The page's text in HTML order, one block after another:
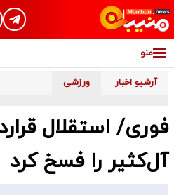
منو
آرشیو اخبار ورزشی
فورى/ استقلال
آل‌کثیر را فسخ کرد